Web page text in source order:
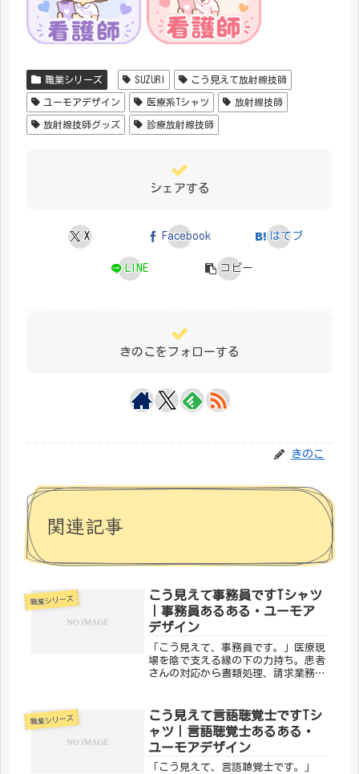
職業シリーズ SUZURI こう見えて放射線技師
ユーモアデザイン 医療系Tシャツ 放射線技師
放射線技師グッズ 診療放射線技師
シェアする
X Facebook はてブ
LINE コピー
きのこをフォローする
きのこ
関連記事
職業シリーズ
こう見えて事務員ですTシャツ
｜事務員あるある・ユーモア
デザイン
「こう見えて、事務員です。」医療現
場を陰で支える縁の下の力持ち。患者
さんの対応から書類処理、請求業務ま
とやりがいを、メディカルきのこセン
ターの「こう見えて事務員です。」デ
ザ...
職業シリーズ
こう見えて言語聴覚士ですTシ
ャツ｜言語聴覚士あるある・
ユーモアデザイン
「こう見えて、言語聴覚士です。」